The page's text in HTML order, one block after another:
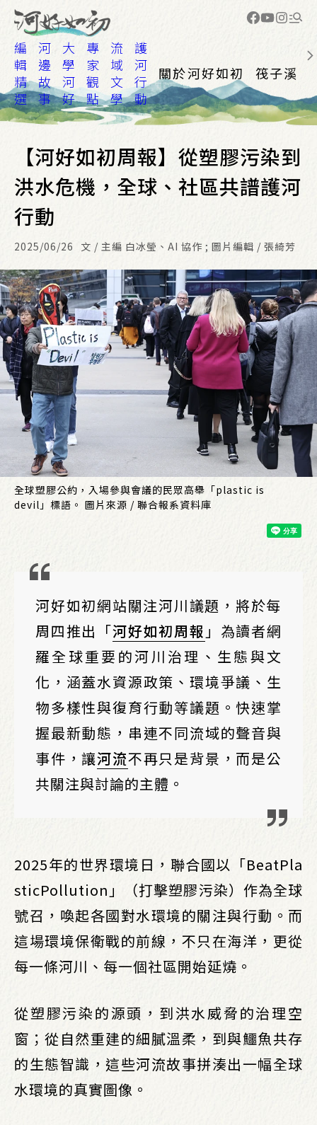
編
輯
精
選
河
邊
故
事
大
學
河
好
專
家
觀
點
流
域
文
學
護
河
行
動
關於河好如初 筏子溪
【河好如初周報】從塑膠污染到
洪水危機，全球、社區共譜護河
行動
2025/06/26 文 / 主編 白冰瑩、AI 協作 ; 圖片編輯 / 張綺芳
全球塑膠公約，入場參與會議的民眾高舉「plastic is
devil」標語。 圖片來源 / 聯合報系資料庫
河好如初網站關注河川議題，將於每
周四推出「河好如初周報 」為讀者網
羅全球重要的河川治理、生態與文
化，涵蓋水資源政策、環境爭議、生
物多樣性與復育行動等議題。快速掌
握最新動態，串連不同流域的聲音與
事件，讓河流不再只是背景，而是公
共關注與討論的主體。
2025年的世界環境日，聯合國以「BeatPla
sticPollution」（打擊塑膠污染）作為全球
號召，喚起各國對水環境的關注與行動。而
這場環境保衛戰的前線，不只在海洋，更從
每一條河川、每一個社區開始延燒。
從塑膠污染的源頭，到洪水威脅的治理空
窗；從自然重建的細膩溫柔，到與鱷魚共存
的生態智識，這些河流故事拼湊出一幅全球
水環境的真實圖像。